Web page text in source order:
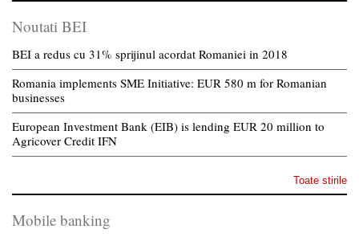
Noutati BEI
BEI a redus cu 31% sprijinul acordat Romaniei in 2018
Romania implements SME Initiative: EUR 580 m for Romanian
businesses
European Investment Bank (EIB) is lending EUR 20 million to
Agricover Credit IFN
Toate stirile
Mobile banking